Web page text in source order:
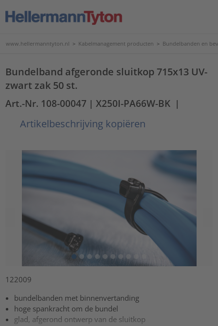
www.hellermanntyton.nl > Kabelmanagement producten > Bundelbanden en
Bundelband afgeronde sluitkop 715x13 UV-
zwart zak 50 st.
Art.-Nr. 108-00047 | X250I-PA66W-BK |
Artikelbeschrijving kopiëren
122009
bundelbanden met binnenvertanding
hoge spankracht om de bundel
glad, afgerond ontwerp van de sluitkop